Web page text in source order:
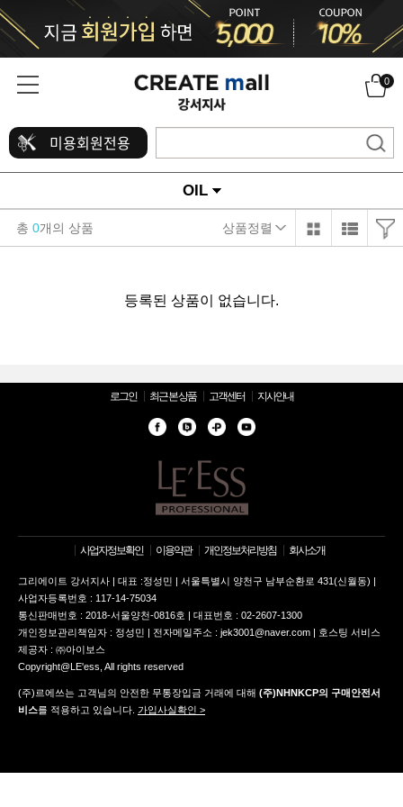
0
미용회원전용
OIL
총 0개의 상품 상품정렬
등록된 상품이 없습니다.
로그인 최근 본 상품 고객센터 지사안내
사업자정보확인 이용약관 개인정보처리방침 회사소개
그리에이트 강서지사 | 대표 :정성민 | 서울특별시 양천구 남부순환로 431(신월동) |
사업자등록번호 : 117-14-75034
통신판매번호 : 2018-서울양천-0816호 | 대표번호 : 02-2607-1300
개인정보관리책임자 : 정성민 | 전자메일주소 : jek3001@naver.com | 호스팅 서비스
제공자 : ㈜아이보스
Copyright@LE'ess, All rights reserved
(주)르에쓰는 고객님의 안전한 무통장입금 거래에 대해 (주)NHNKCP의 구매안전서
비스를 적용하고 있습니다. 가입사실확인 >